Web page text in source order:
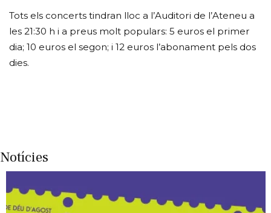
Tots els concerts tindran lloc a l’Auditori de l’Ateneu a
les 21:30 h i a preus molt populars: 5 euros el primer
dia; 10 euros el segon; i 12 euros l’abonament pels dos
dies.
Notícies